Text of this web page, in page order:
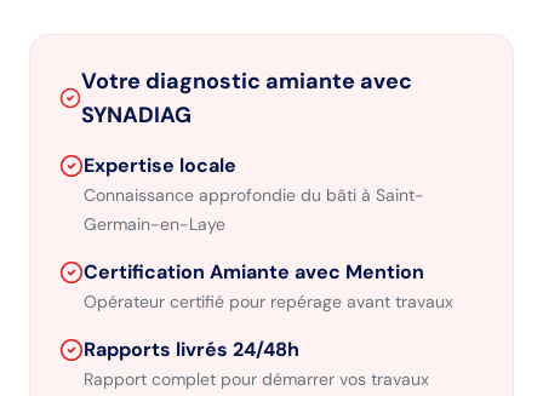
Votre diagnostic amiante avec
SYNADIAG
Expertise locale
Connaissance approfondie du bâti à Saint-
Germain-en-Laye
Certification Amiante avec Mention
Opérateur certifié pour repérage avant travaux
Rapports livrés 24/48h
Rapport complet pour démarrer vos travaux